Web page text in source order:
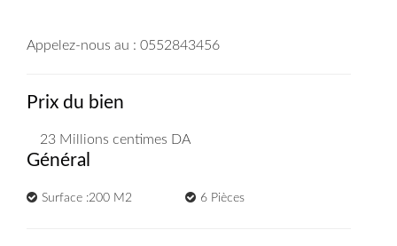
Appelez-nous au : 0552843456
Prix du bien
23 Millions centimes DA
Général
Surface :200 M2 6 Pièces